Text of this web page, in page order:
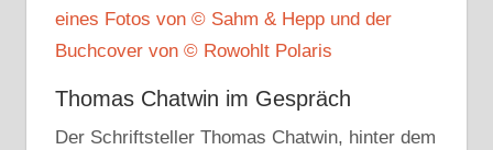
Thomas Chatwin im Gespräch
Der Schriftsteller Thomas Chatwin, hinter dem